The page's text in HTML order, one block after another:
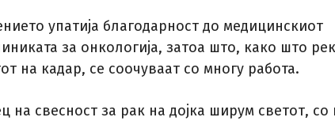
упатија благодарност до медицинскиот
за онкологија, затоа што, како што
на кадар, се соочуваат со многу работа.
на свесност за рак на дојка ширум светот, со